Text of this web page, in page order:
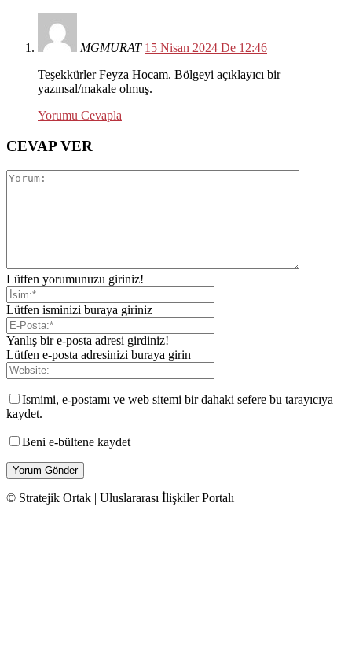
MGMURAT 15 Nisan 2024 De 12:46
Teşekkürler Feyza Hocam. Bölgeyi açıklayıcı bir
yazınsal/makale olmuş.
Yorumu Cevapla
CEVAP VER
Lütfen yorumunuzu giriniz!
Lütfen isminizi buraya giriniz
Yanlış bir e-posta adresi girdiniz!
Lütfen e-posta adresinizi buraya girin
Ismimi, e-postamı ve web sitemi bir dahaki sefere bu tarayıcıya
kaydet.
Beni e-bültene kaydet
© Stratejik Ortak | Uluslararası İlişkiler Portalı